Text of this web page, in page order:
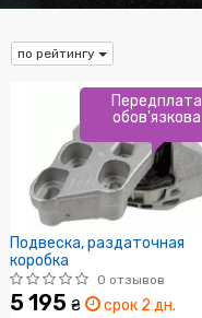
по рейтингу
Подвеска, раздаточная
коробка
0 отзывов
5 195 ₴ срок 2 дн.
Передплата
обов'язкова